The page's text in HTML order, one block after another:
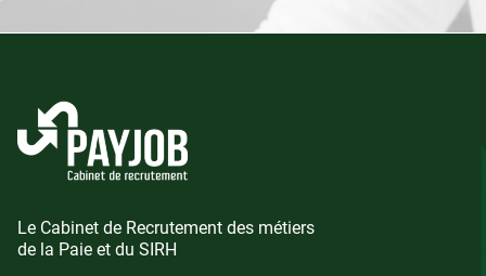
Le Cabinet de Recrutement des métiers
de la Paie et du SIRH